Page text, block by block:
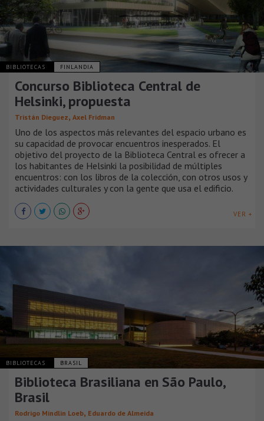
BIBLIOTECAS FINLANDIA
Concurso Biblioteca Central de
Helsinki, propuesta
Tristán Dieguez, Axel Fridman
Uno de los aspectos más relevantes del espacio urbano es
su capacidad de provocar encuentros inesperados. El
objetivo del proyecto de la Biblioteca Central es ofrecer a
los habitantes de Helsinki la posibilidad de múltiples
encuentros: con los libros de la colección, con otros usos y
actividades culturales y con la gente que usa el edificio.
VER +
BIBLIOTECAS BRASIL
Biblioteca Brasiliana en São Paulo,
Brasil
Rodrigo Mindlin Loeb, Eduardo de Almeida